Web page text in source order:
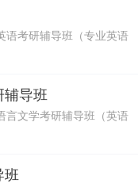
语考研辅导班（专业英语
辅导班
言文学考研辅导班（英语
班